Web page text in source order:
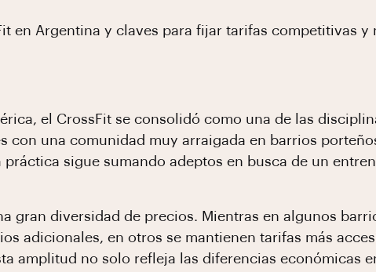
en Argentina y claves para fijar tarifas competitivas y
el CrossFit se consolidó como una de las
con una comunidad muy arraigada en barrios
sigue sumando adeptos en busca de un
gran diversidad de precios. Mientras en algunos
adicionales, en otros se mantienen tarifas más
amplitud no solo refleja las diferencias económicas